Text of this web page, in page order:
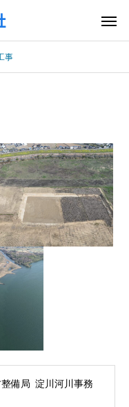
事
備局 淀川河川事務